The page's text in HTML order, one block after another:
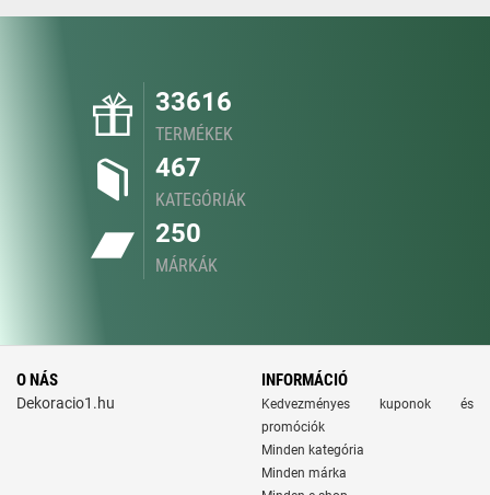
33616
TERMÉKEK
467
KATEGÓRIÁK
250
MÁRKÁK
O NÁS
Dekoracio1.hu
INFORMÁCIÓ
Kedvezményes kuponok és
promóciók
Minden kategória
Minden márka